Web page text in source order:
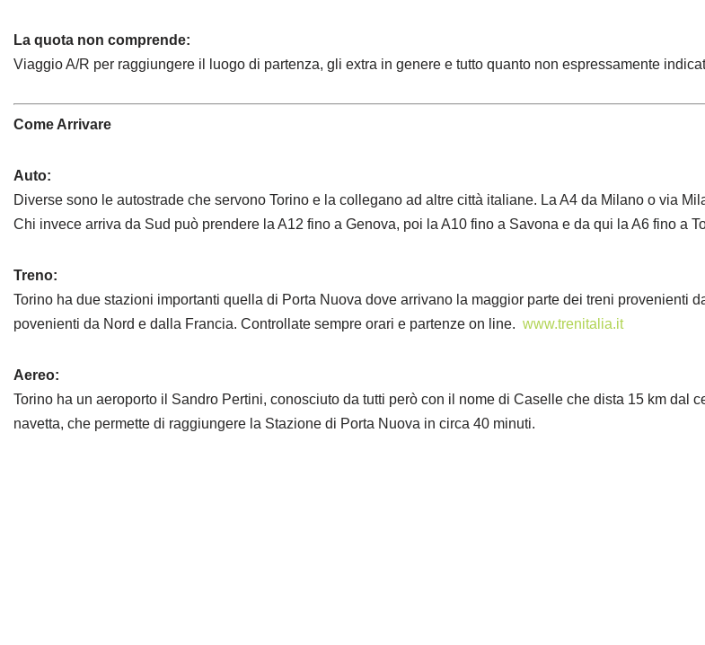
La quota non comprende:
Viaggio A/R per raggiungere il luogo di partenza, gli extra in genere e tutto quanto non espressamente
Come Arrivare
Auto:
Diverse sono le autostrade che servono Torino e la collegano ad altre città italiane. La A4 da Milano o via
Chi invece arriva da Sud può prendere la A12 fino a Genova, poi la A10 fino a Savona e da qui la A6 fino a
Treno:
Torino ha due stazioni importanti quella di Porta Nuova dove arrivano la maggior parte dei treni provenienti
povenienti da Nord e dalla Francia. Controllate sempre orari e partenze on line. www.trenitalia.it
Aereo:
Torino ha un aeroporto il Sandro Pertini, conosciuto da tutti però con il nome di Caselle che dista 15 km dal
navetta, che permette di raggiungere la Stazione di Porta Nuova in circa 40 minuti.